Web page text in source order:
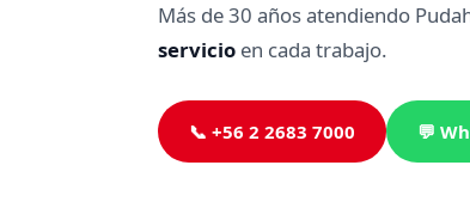
Más de 30 años atendiendo
servicio en cada trabajo.
📞 +56 2 2683 7000 💬